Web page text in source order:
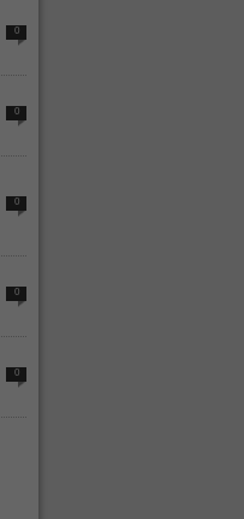
0
0
0
0
0